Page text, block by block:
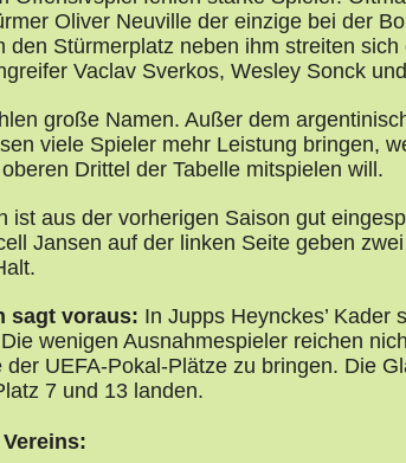
Oliver Neuville der einzige bei der
den Stürmerplatz neben ihm streiten sich
Vaclav Sverkos, Wesley Sonck
große Namen. Außer dem
viele Spieler mehr Leistung bringen,
Drittel der Tabelle mitspielen will.
ist aus der vorherigen Saison gut
Jansen auf der linken Seite geben
sagt voraus: In Jupps Heynckes’ Kader
wenigen Ausnahmespieler reichen
UEFA-Pokal-Plätze zu bringen. Die
7 und 13 landen.